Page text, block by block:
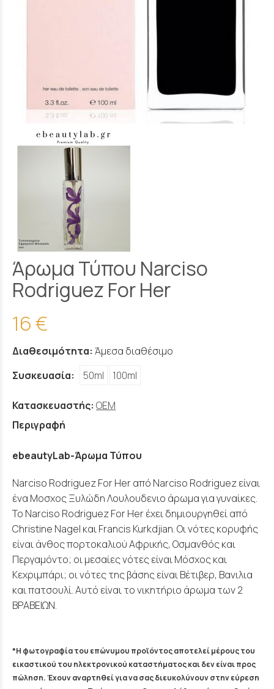
Άρωμα Τύπου Narciso
Rodriguez For Her
16 €
Διαθεσιμότητα: Άμεσα διαθέσιμο
Συσκευασία:
50ml 100ml
Κατασκευαστής: OEM
Περιγραφή
ebeautyLab-Άρωμα Τύπου
Narciso Rodriguez For Her από Narciso Rodriguez είναι
ένα Μοσχος Ξυλώδη Λουλουδενιο άρωμα για γυναίκες.
Το Narciso Rodriguez For Her έχει δημιουργηθεί από
Christine Nagel και Francis Kurkdjian. Οι νότες κορυφής
είναι άνθος πορτοκαλιού Αφρικής, Oσμανθός και
Περγαμόντο; οι μεσαίες νότες είναι Μόσχος και
Κεχριμπάρι; οι νότες της βάσης είναι Βέτιβερ, Βανιλια
και πατσουλί. Αυτό είναι το νικητήριο άρωμα των 2
ΒΡΑΒΕΙΩΝ.
*Η φωτογραφία του επώνυμου προϊόντος αποτελεί μέρους του
εικαστικού του ηλεκτρονικού καταστήματος και δεν είναι προς
πώληση. Έχουν αναρτηθεί για να σας διευκολύνουν στην εύρεση